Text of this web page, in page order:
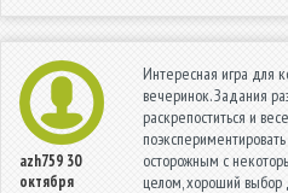
azh759 30
октября
Интересная игра для
вечеринок. Задания
раскрепоститься и
осторожным с
целом, хороший выбор